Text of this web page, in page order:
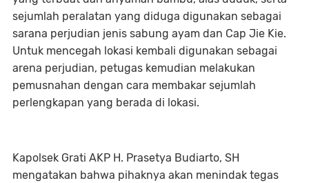
sejumlah peralatan yang diduga digunakan sebagai
sarana perjudian jenis sabung ayam dan Cap Jie Kie.
Untuk mencegah lokasi kembali digunakan sebagai
arena perjudian, petugas kemudian melakukan
pemusnahan dengan cara membakar sejumlah
perlengkapan yang berada di lokasi.
Kapolsek Grati AKP H. Prasetya Budiarto, SH
mengatakan bahwa pihaknya akan menindak tegas